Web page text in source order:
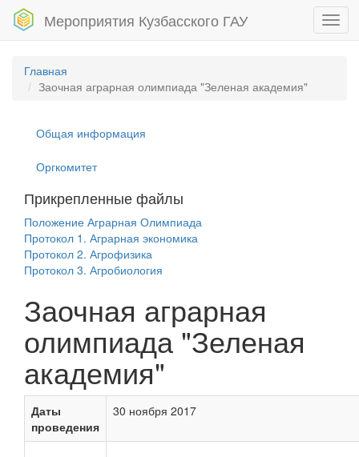
Мероприятия Кузбасского ГАУ
Главная
Заочная аграрная олимпиада "Зеленая академия"
Общая информация
Оргкомитет
Прикрепленные файлы
Положение Аграрная Олимпиада
Протокол 1. Аграрная экономика
Протокол 2. Агрофизика
Протокол 3. Агробиология
Заочная аграрная
олимпиада "Зеленая
академия"
Даты
проведения
30 ноября 2017